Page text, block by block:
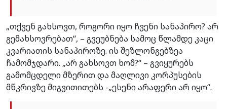
„თქვენ გახსოვთ, როგორი იყო ჩვენი სანაპირო? არ
გემახსოვრებათ“, – გვეუბნება სამოც წლამდე კაცი
კვარიათის სანაპიროზე. ის შეზლონგებზეა
ჩამომჯდარი. „არ გახსოვთ ხომ?“ – გვიყურებს
გამომცდელი მზერით და მაღლივი კორპუსების
მწკრივზე მიგვითითებს -„ესენი არაფერი არ იყო“.